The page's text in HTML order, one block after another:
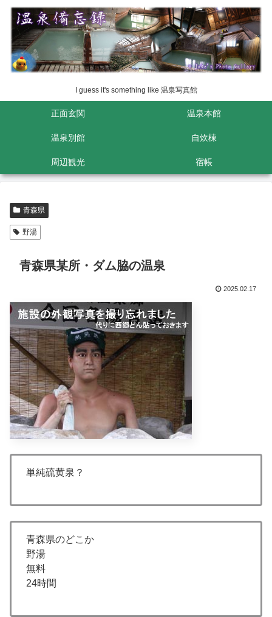
I guess it's something like 温泉写真館
正面玄関 温泉本館
温泉別館 自炊棟
周辺観光 宿帳
青森県
野湯
青森県某所・ダム脇の温泉
2025.02.17
単純硫黄泉？
青森県のどこか
野湯
無料
24時間